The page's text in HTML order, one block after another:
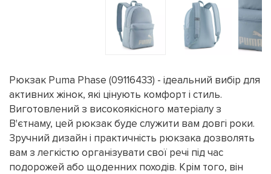
Рюкзак Puma Phase (09116433) - ідеальний вибір для
активних жінок, які цінують комфорт і стиль.
Виготовлений з високоякісного матеріалу з
В'єтнаму, цей рюкзак буде служити вам довгі роки.
Зручний дизайн і практичність рюкзака дозволять
вам з легкістю організувати свої речі під час
подорожей або щоденних походів. Крім того, він